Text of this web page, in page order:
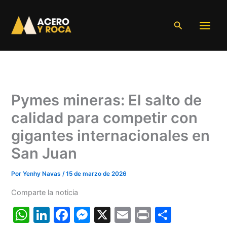
contenido
Buscar
Pymes mineras: El salto de
calidad para competir con
gigantes internacionales en
San Juan
PorYenhy Navas/15 de marzo de 2026
Comparte la noticia
W Li F
M X
E
Pr